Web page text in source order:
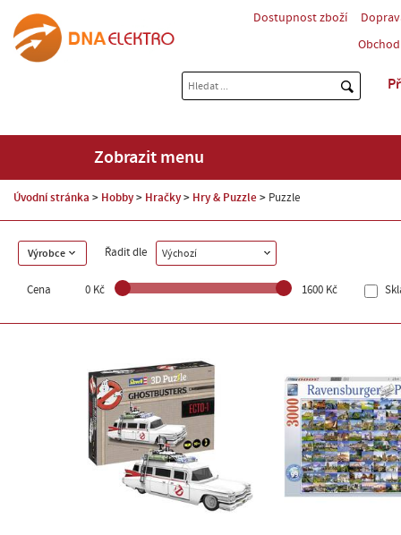
Dostupnost zboží
Zobrazit menu
Úvodní stránka Hobby Hračky Hry & Puzzle Puzzle
Výrobce Řadit dle Výchozí
Cena 0 Kč 1600 Kč